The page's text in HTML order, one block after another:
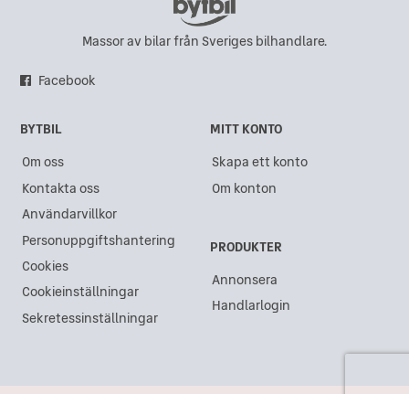
Massor av bilar från Sveriges bilhandlare.
Facebook
BYTBIL
Om oss
Kontakta oss
Användarvillkor
Personuppgiftshantering
Cookies
Cookieinställningar
Sekretessinställningar
MITT KONTO
Skapa ett konto
Om konton
PRODUKTER
Annonsera
Handlarlogin